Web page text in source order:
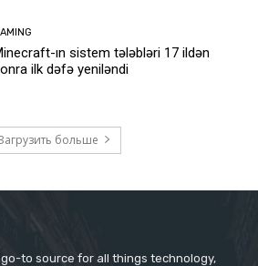
ın sistem tələbləri 17 ildən
ilk dəfə yeniləndi
больше
to source for all things technology,